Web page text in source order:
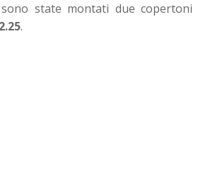
state montati due copertoni
.